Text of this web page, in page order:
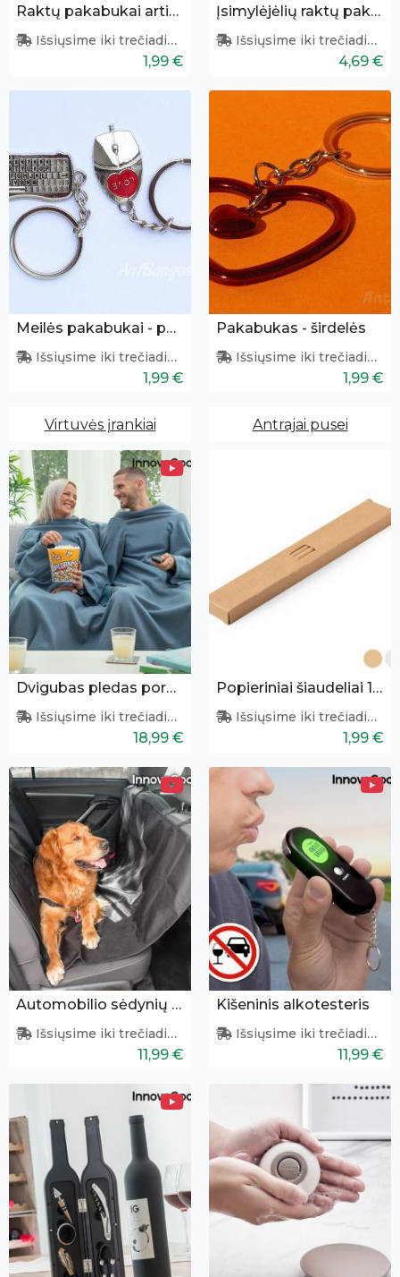
Raktų pakabukai artimui
Išsiųsime iki trečiadienio
1,99 €
Įsimylėjėlių raktų pakabukų pora
Išsiųsime iki trečiadienio
4,69 €
Meilės pakabukai - pelytė ir klaviatūra
Išsiųsime iki trečiadienio
1,99 €
Pakabukas - širdelės
Išsiųsime iki trečiadienio
1,99 €
Virtuvės įrankiai Antrajai pusei
Dvigubas pledas poroms
Išsiųsime iki trečiadienio
18,99 €
Popieriniai šiaudeliai 10vnt.
Išsiųsime iki trečiadienio
1,99 €
Automobilio sėdynių užtiesalas gyvūnams
Išsiųsime iki trečiadienio
11,99 €
Kišeninis alkotesteris
Išsiųsime iki trečiadienio
11,99 €